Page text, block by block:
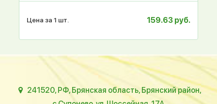
Цена за 1 шт. 159.63 руб.
241520, РФ, Брянская область, Брянский район,